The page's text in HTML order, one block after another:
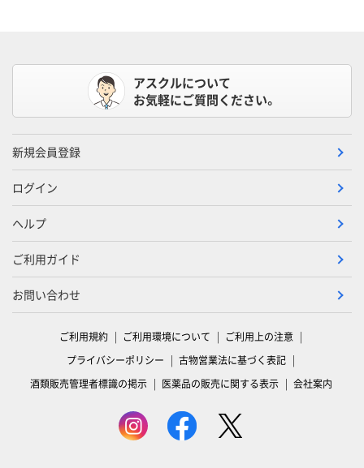
アスクルについて
お気軽にご質問ください。
新規会員登録
ログイン
ヘルプ
ご利用ガイド
お問い合わせ
ご利用規約 ご利用環境について
ご利用上の注意
プライバシーポリシー
古物営業法に基づく表記
酒類販売管理者標識の掲示
医薬品の販売に関する表示 会社案内